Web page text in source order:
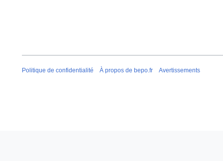
Politique de confidentialité À propos de bepo.fr Avertissements